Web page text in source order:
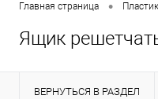
Главная страница •
Ящик
ВЕРНУТЬСЯ В РАЗДЕЛ